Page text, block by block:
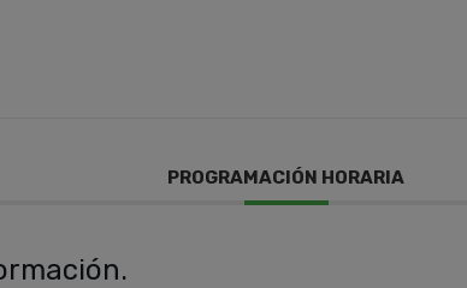
PROGRAMACIÓN HORARIA